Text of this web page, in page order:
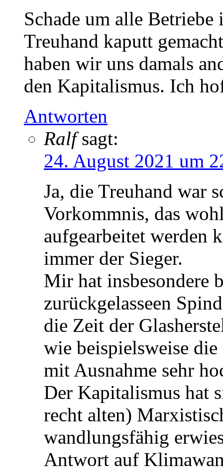
Schade um alle
Treuhand kaputt
haben wir uns damals
den Kapitalismus. Ich
Antworten
Ralf sagt:
24. August 2021 um
Ja, die Treuhand war
Vorkommnis, das
aufgearbeitet werden
immer der Sieger.
Mir hat insbesondere
zurückgelasseen
die Zeit der
wie beispielsweise
mit Ausnahme sehr
Der Kapitalismus hat
recht alten)
wandlungsfähig
Antwort auf